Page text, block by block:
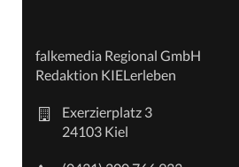
falkemedia Regional GmbH
Redaktion KIELerleben
Exerzierplatz 3
24103 Kiel